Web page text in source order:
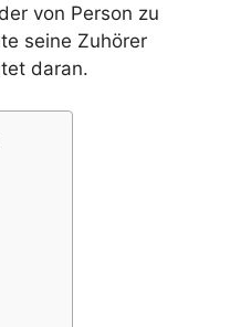
von Person zu
seine Zuhörer
daran.